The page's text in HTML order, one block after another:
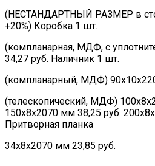
(НЕСТАНДАРТНЫЙ РАЗМЕР в
+20%) Коробка 1 шт.
(компланарная, МДФ, с
34,27 руб. Наличник 1 шт.
(компланарный, МДФ)
(телескопический, МДФ)
150х8х2070 мм 38,25 руб.
Притворная планка
34х8х2070 мм 23,85 руб.